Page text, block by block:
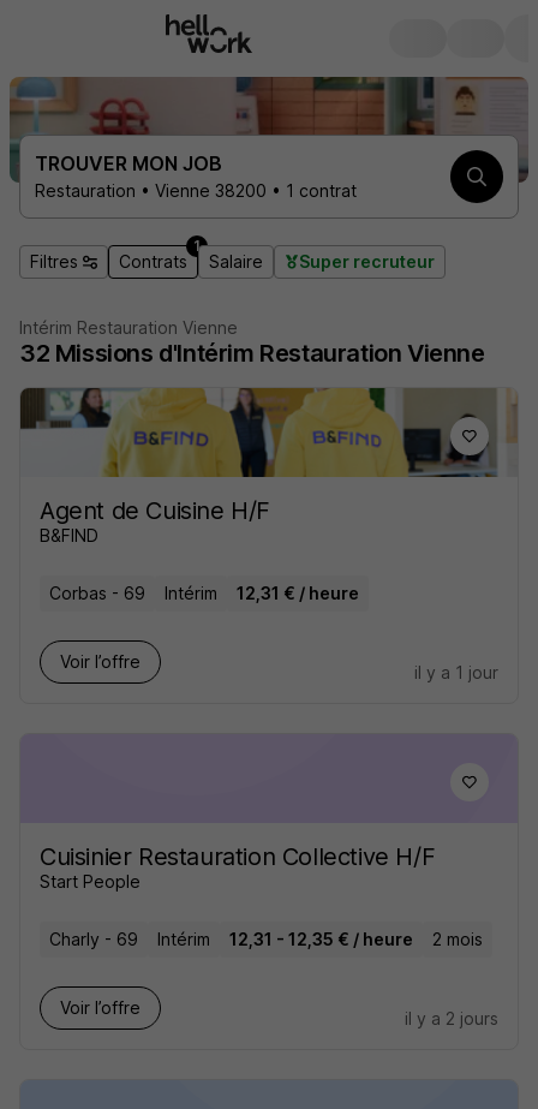
TROUVER MON JOB
Restauration • Vienne 38200 • 1 contrat
Filtres Contrats
1
Salaire Super recruteur
Intérim Restauration Vienne
32 Missions d'Intérim Restauration Vienne
Agent de Cuisine H/F
B&FIND
Corbas - 69 Intérim 12,31 € / heure
Voir l’offre
il y a 1 jour
Cuisinier Restauration Collective H/F
Start People
Charly - 69 Intérim 12,31 - 12,35 € / heure 2 mois
Voir l’offre
il y a 2 jours